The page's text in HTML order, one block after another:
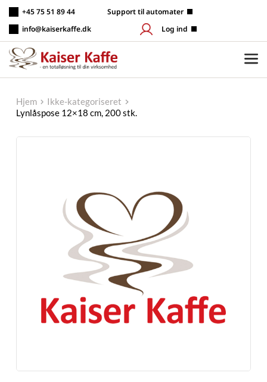
indhold
+45 75 51 89 44
info@kaiserkaffe.dk
Support til automater
Log ind
Hjem
Ikke-kategoriseret
Lynlåspose 12×18 cm, 200 stk.